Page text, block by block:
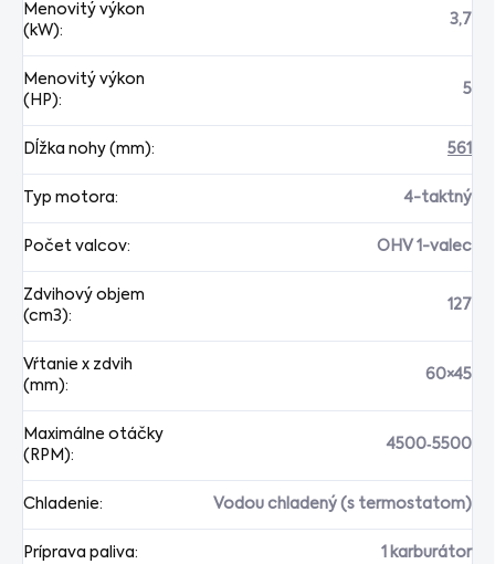
Menovitý výkon
(kW):
3,7
Menovitý výkon
(HP):
5
Dĺžka nohy (mm): 561
Typ motora: 4-taktný
Počet valcov: OHV 1-valec
Zdvihový objem
(cm3):
127
Vŕtanie x zdvih
(mm):
60×45
Maximálne otáčky
(RPM):
4500‐5500
Chladenie: Vodou chladený (s termostatom)
Príprava paliva: 1 karburátor